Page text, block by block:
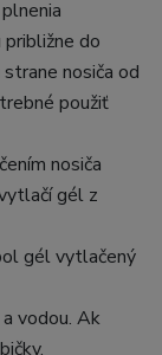
do
nosiča od
použiť
nosiča
gél z
gél vytlačený
vodou. Ak